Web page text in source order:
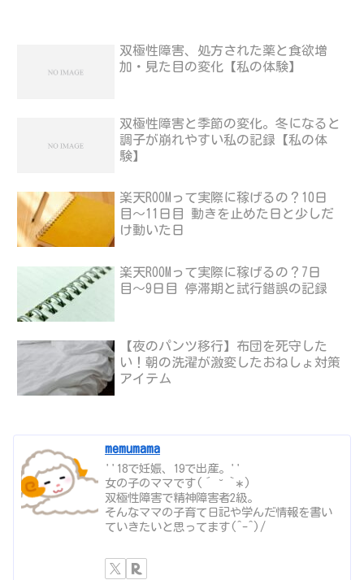
双極性障害、処方された薬と食欲増
加・見た目の変化【私の体験】
双極性障害と季節の変化。冬になると
調子が崩れやすい私の記録【私の体
験】
楽天ROOMって実際に稼げるの？10日
目〜11日目 動きを止めた日と少しだ
け動いた日
楽天ROOMって実際に稼げるの？7日
目〜9日目 停滞期と試行錯誤の記録
【夜のパンツ移行】布団を死守した
い！朝の洗濯が激変したおねしょ対策
アイテム
memumama
''18で妊娠、19で出産。''
女の子のママです(´ ˘ `∗)
双極性障害で精神障害者2級。
そんなママの子育て日記や学んだ情報を書い
ていきたいと思ってます(^-^)/